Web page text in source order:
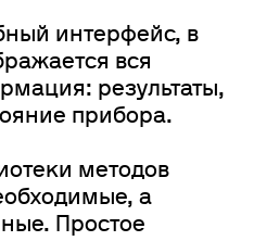
интерфейс, в
вся
результаты,
прибора.
методов
а
Простое